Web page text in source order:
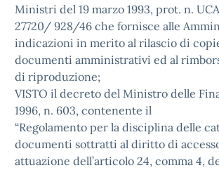
Ministri del 19 marzo 1993, prot. n.
27720/ 928/46 che fornisce alle
indicazioni in merito al rilascio di
documenti amministrativi ed al
di riproduzione;
VISTO il decreto del Ministro delle
1996, n. 603, contenente il
“Regolamento per la disciplina delle
documenti sottratti al diritto di
attuazione dell’articolo 24, comma 4,